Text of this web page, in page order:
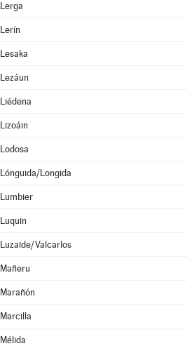
Lerga
Lerín
Lesaka
Lezáun
Liédena
Lizoáin
Lodosa
Lónguida/Longida
Lumbier
Luquin
Luzaide/Valcarlos
Mañeru
Marañón
Marcilla
Mélida